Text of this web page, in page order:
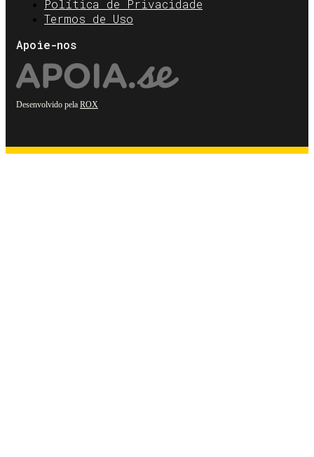
Política de Privacidade
Termos de Uso
Apoie-nos
Desenvolvido pela ROX